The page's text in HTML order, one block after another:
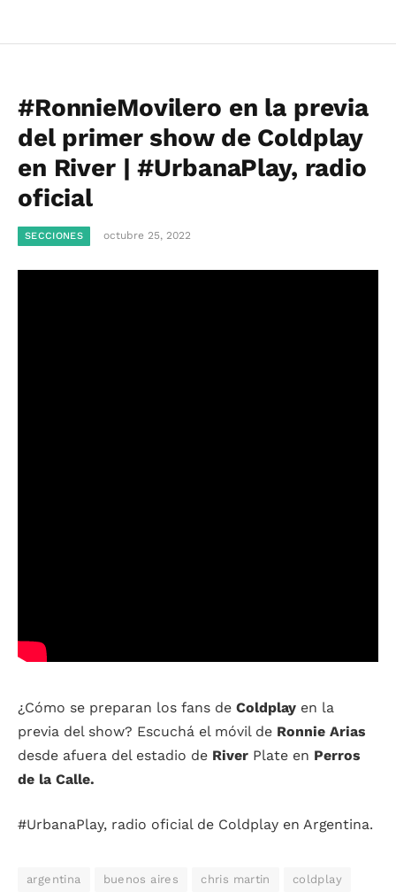
#RonnieMovilero en la previa
del primer show de Coldplay
en River | #UrbanaPlay, radio
oficial
SECCIONES octubre 25, 2022
¿Cómo se preparan los fans de Coldplay en la
previa del show? Escuchá el móvil de Ronnie Arias
desde afuera del estadio de River Plate en Perros
de la Calle.
#UrbanaPlay, radio oficial de Coldplay en Argentina.
argentina buenos aires chris martin coldplay